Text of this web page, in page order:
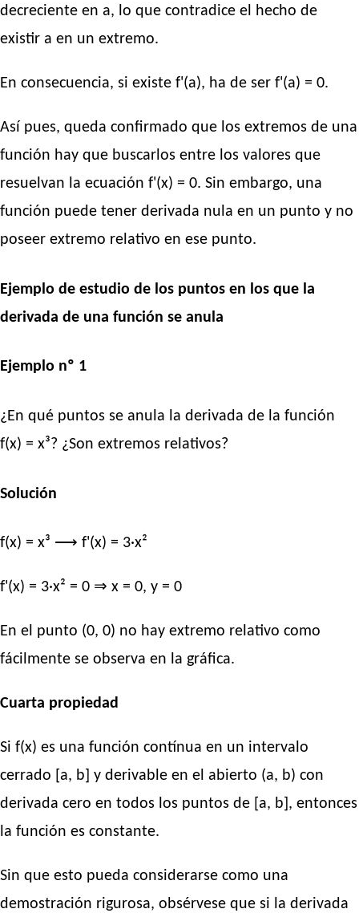
decreciente en a, lo que contradice el hecho de
existir a en un extremo.
En consecuencia, si existe f'(a), ha de ser f'(a) = 0.
Así pues, queda confirmado que los extremos de una
función hay que buscarlos entre los valores que
resuelvan la ecuación f'(x) = 0. Sin embargo, una
función puede tener derivada nula en un punto y no
poseer extremo relativo en ese punto.
Ejemplo de estudio de los puntos en los que la
derivada de una función se anula
Ejemplo nº 1
¿En qué puntos se anula la derivada de la función
f(x) = x³? ¿Son extremos relativos?
Solución
f(x) = x³ ⟶ f'(x) = 3·x²
f'(x) = 3·x² = 0 ⇒ x = 0, y = 0
En el punto (0, 0) no hay extremo relativo como
fácilmente se observa en la gráfica.
Cuarta propiedad
Si f(x) es una función contínua en un intervalo
cerrado [a, b] y derivable en el abierto (a, b) con
derivada cero en todos los puntos de [a, b], entonces
la función es constante.
Sin que esto pueda considerarse como una
demostración rigurosa, obsérvese que si la derivada